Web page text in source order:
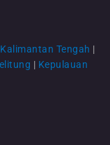
Kalimantan Tengah |
| Kepulauan